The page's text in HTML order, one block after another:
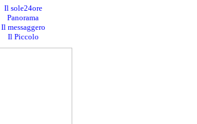
Il sole24ore
Panorama
Il messaggero
Il Piccolo